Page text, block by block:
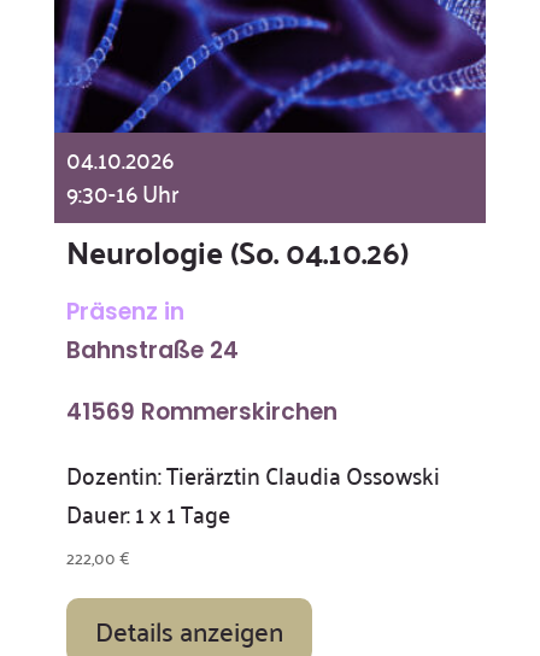
04.10.2026
9:30-16 Uhr
Neurologie (So. 04.10.26)
Präsenz in
Bahnstraße 24
41569 Rommerskirchen
Dozentin: Tierärztin Claudia Ossowski
Dauer: 1 x 1 Tage
222,00€
Details anzeigen